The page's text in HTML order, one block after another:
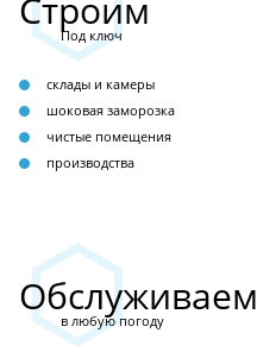
Строим
Под ключ
склады и камеры
шоковая заморозка
чистые помещения
производства
Обслуживаем
в любую погоду